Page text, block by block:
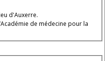
d'Auxerre.
de médecine pour la